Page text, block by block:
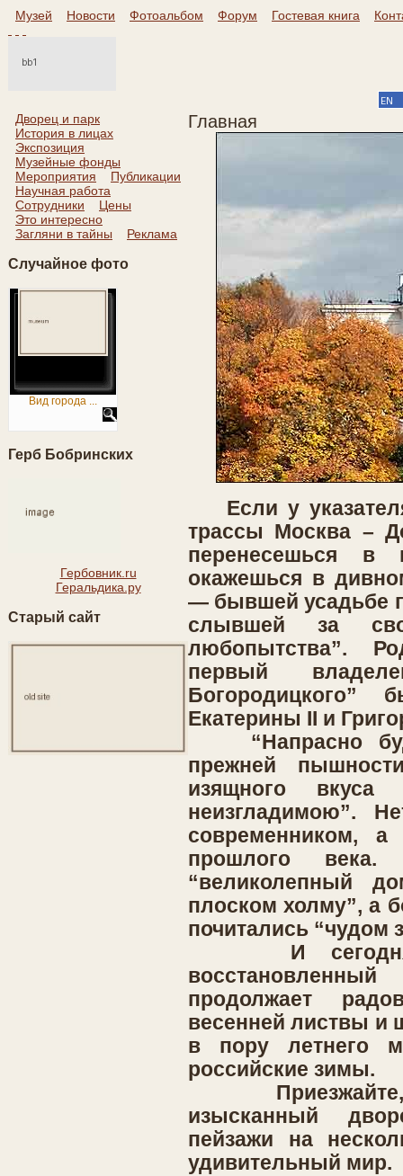
Музей Новости Фотоальбом Форум Гостевая книга
Дворец и парк
История в лицах
Экспозиция
Музейные фонды
Мероприятия
Публикации
Научная работа
Сотрудники
Цены
Это интересно
Загляни в тайны
Реклама
Случайное фото
Вид города ...
Герб Бобринских
Гербовник.ru
Геральдика.ру
Старый сайт
Главная
Если у
трассы Москва –
перенесешься в
окажешься в
— бывшей усадьбе
слывшей за
любопытства”.
первый
Екатерины II и
“Напрасно
прежней
изящного вкуса
неизгладимою”.
современником, а
прошлого
“великолепный
плоском холму”, а
почитались “чудом
И сегодня,
продолжает
весенней листвы и
в пору летнего
российские зимы.
Приезжайте, и
изысканный
пейзажи на
удивительный мир.